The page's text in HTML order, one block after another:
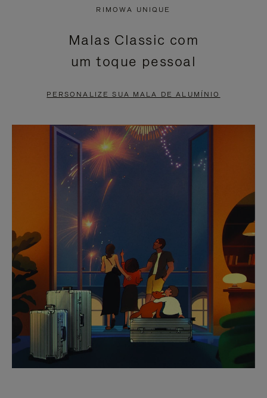
PAUSADO,
PRESSIONE
PARA
LO
SOM.
POR
FAVOR,
PARA
ATIVÁ-
LO
RIMOWA UNIQUE
Malas Classic com
um toque pessoal
PERSONALIZE SUA MALA DE ALUMÍNIO